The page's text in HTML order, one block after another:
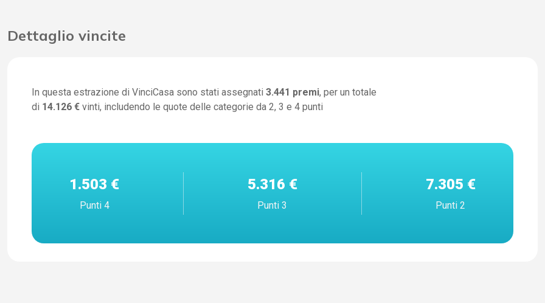
Dettaglio vincite
In questa estrazione di VinciCasa sono stati assegnati 3.441 premi, per un totale
di 14.126 € vinti, includendo le quote delle categorie da 2, 3 e 4 punti
1.503 €
Punti 4
5.316 €
Punti 3
7.305 €
Punti 2